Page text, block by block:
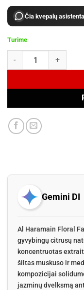
Čia kvepalų
Turime
produkto kiekis: Al
Gemini DI
Al Haramain Floral
gyvybingų citrusų
koncentruotas
šiltas muskuso ir
kompozicijai
jazminų dvelksmą